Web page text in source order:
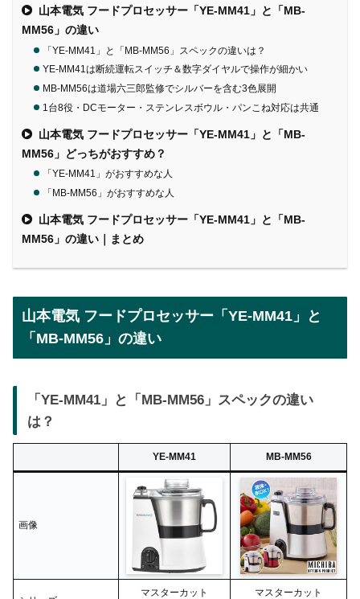
山本電気 フードプロセッサー「YE-MM41」と「MB-
MM56」の違い
「YE-MM41」と「MB-MM56」スペックの違いは？
YE-MM41は断続運転スイッチ＆数字ダイヤルで操作が細かい
MB-MM56は道場六三郎監修でシルバーを含む3色展開
1台8役・DCモーター・ステンレスボウル・パンこね対応は共通
山本電気 フードプロセッサー「YE-MM41」と「MB-
MM56」どっちがおすすめ？
「YE-MM41」がおすすめな人
「MB-MM56」がおすすめな人
山本電気 フードプロセッサー「YE-MM41」と「MB-
MM56」の違い｜まとめ
山本電気 フードプロセッサー「YE-MM41」と
「MB-MM56」の違い
「YE-MM41」と「MB-MM56」スペックの違い
は？
YE-MM41 MB-MM56
画像
マスターカット マスターカット